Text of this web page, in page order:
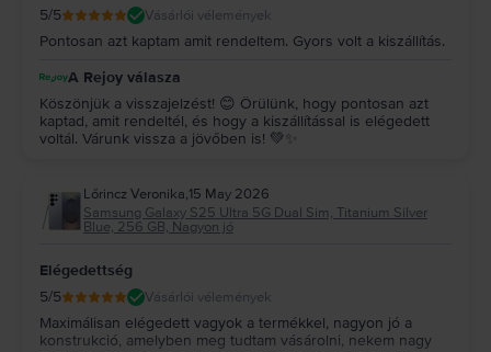
5/5 Vásárlói vélemények
Pontosan azt kaptam amit rendeltem. Gyors volt a kiszállítás.
A Rejoy válasza
Köszönjük a visszajelzést! 😊 Örülünk, hogy pontosan azt
kaptad, amit rendeltél, és hogy a kiszállítással is elégedett
voltál. Várunk vissza a jövőben is! 💚✨
Lőrincz Veronika,15 May 2026
Samsung Galaxy S25 Ultra 5G Dual Sim, Titanium Silver
Blue, 256 GB, Nagyon jó
Elégedettség
5/5 Vásárlói vélemények
Maximálisan elégedett vagyok a termékkel, nagyon jó a
konstrukció, amelyben meg tudtam vásárolni, nekem nagy